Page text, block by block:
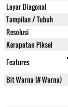
Layar Diagonal
Tampilan / Tubuh
Resolusi
Kerapatan Piksel
Features
Bit Warna (# Warna)